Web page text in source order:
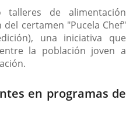
talleres de alimentación
certamen "Pucela Chef"
una iniciativa que
la población joven a
en programas de